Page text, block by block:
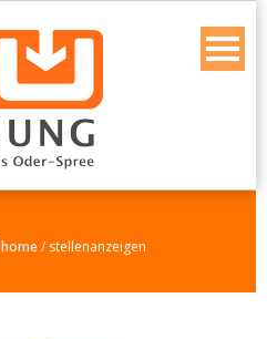
home/stellenanzeigen